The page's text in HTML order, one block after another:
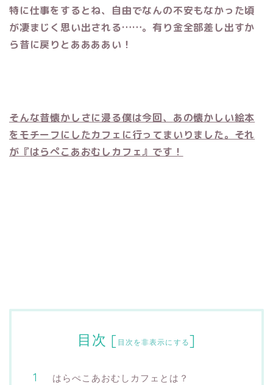
特に仕事をするとね、自由でなんの不安もなかった頃
が凄まじく思い出される……。有り金全部差し出すか
ら昔に戻りとああああい！
そんな昔懐かしさに浸る僕は今回、 あの懐かしい絵本
をモチーフにしたカフェに行ってまいりました。それ
が『はらぺこあおむしカフェ』です！
目次 [ 目次を非表示にする]
はらぺこあおむしカフェとは？